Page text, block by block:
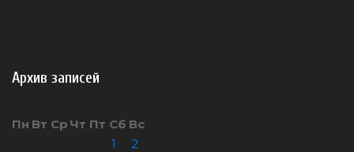
Архив записей
Пн Вт Ср Чт Пт Сб Вс
1
2